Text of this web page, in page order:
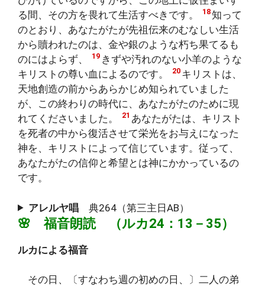
る間、その方を畏れて生活すべきです。
18知って
のとおり、あなたがたが先祖伝来のむなしい生活
から贖われたのは、金や銀のような朽ち果てるも
のにはよらず、
19 きずや汚れのない小羊のような
キリストの尊い血によるのです。
20 キリストは、
天地創造の前からあらかじめ知られていました
が、この終わりの時代に、あなたがたのために現
れてくださいました。
21 あなたがたは、キリスト
を死者の中から復活させて栄光をお与えになった
神を、キリストによって信じています。従って、
あなたがたの信仰と希望とは神にかかっているの
です。
アレルヤ唱 典264（第三主日AB）
🌸 福音朗読 （ルカ24：13－35）
ルカによる福音
その日、〔すなわち週の初めの日、〕二人の弟